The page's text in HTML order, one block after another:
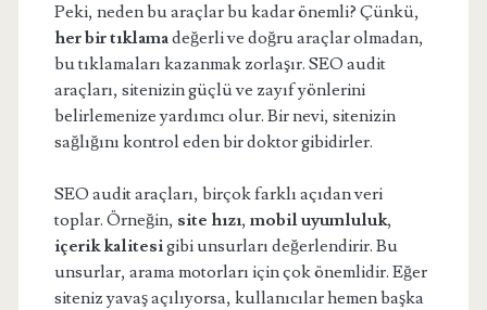
Peki, neden bu araçlar bu kadar önemli? Çünkü,
her bir tıklamadeğerli ve doğru araçlar olmadan,
bu tıklamaları kazanmak zorlaşır. SEO audit
araçları, sitenizin güçlü ve zayıf yönlerini
belirlemenize yardımcı olur. Bir nevi, sitenizin
sağlığını kontrol eden bir doktor gibidirler.
SEO audit araçları, birçok farklı açıdan veri
toplar. Örneğin, site hızı, mobil uyumluluk,
içerik kalitesigibi unsurları değerlendirir. Bu
unsurlar, arama motorları için çok önemlidir. Eğer
siteniz yavaş açılıyorsa, kullanıcılar hemen başka